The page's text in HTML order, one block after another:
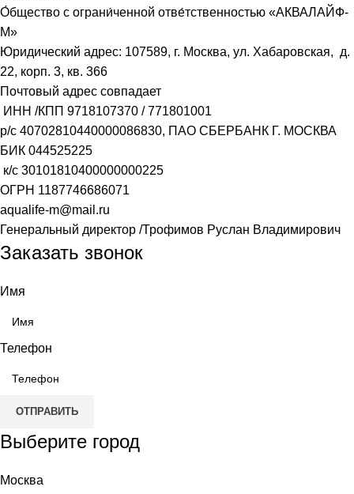
О́бщество с ограни́ченной отве́тственностью «АКВАЛАЙФ-
М»
Юридический адрес: 107589, г. Москва, ул. Хабаровская, д.
22, корп. 3, кв. 366
Почтовый адрес совпадает
ИНН /КПП 9718107370 /771801001
р/с 40702810440000086830, ПАО СБЕРБАНК Г. МОСКВА
БИК 044525225
к/с 30101810400000000225
ОГРН 1187746686071
aqualife-m@mail.ru
Генеральный директор /Трофимов Руслан Владимирович
Заказать звонок
Имя
Телефон
ОТПРАВИТЬ
Выберите город
Москва